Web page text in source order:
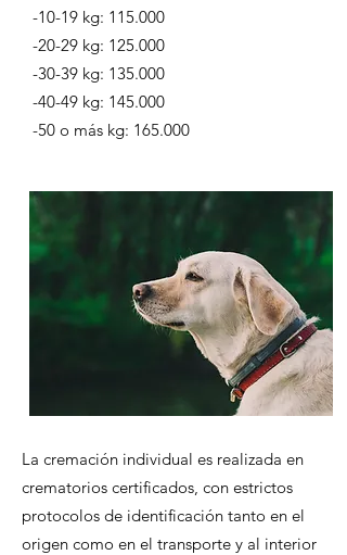
-10-19 kg: 115.000
-20-29 kg: 125.000
-30-39 kg: 135.000
-40-49 kg: 145.000
-50 o más kg: 165.000
La cremación individual es realizada en
crematorios certificados, con estrictos
protocolos de identificación tanto en el
origen como en el transporte y al interior